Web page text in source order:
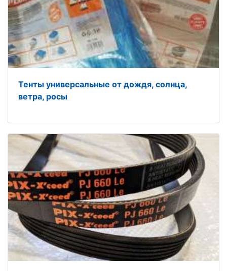
Тенты универсальные от дождя, солнца,
ветра, росы